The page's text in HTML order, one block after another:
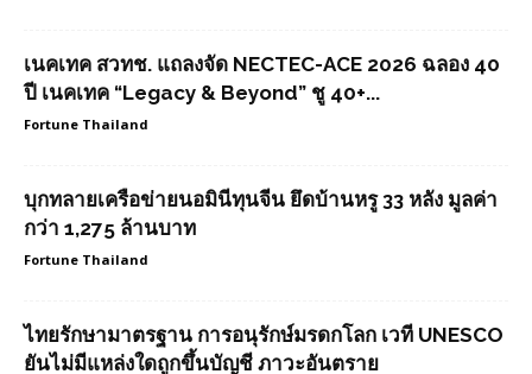
เนคเทค สวทช. แถลงจัด NECTEC-ACE 2026 ฉลอง 40
ปี เนคเทค “Legacy & Beyond” ชู 40+...
Fortune Thailand
บุกทลายเครือข่ายนอมินีทุนจีน ยึดบ้านหรู 33 หลัง มูลค่า
กว่า 1,275 ล้านบาท
Fortune Thailand
ไทยรักษามาตรฐาน การอนุรักษ์มรดกโลก เวที UNESCO
ยันไม่มีแหล่งใดถูกขึ้นบัญชี ภาวะอันตราย